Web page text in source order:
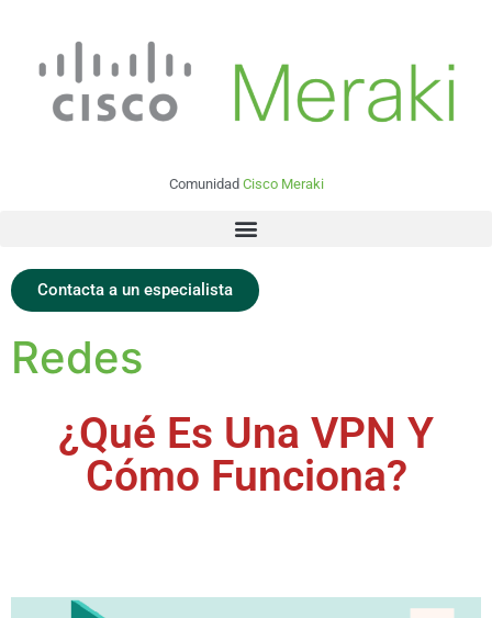
Comunidad Cisco Meraki
Contacta a un especialista
Redes
¿Qué Es Una VPN Y
Cómo Funciona?